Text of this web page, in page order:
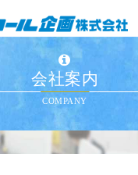
会社案内
COMPANY